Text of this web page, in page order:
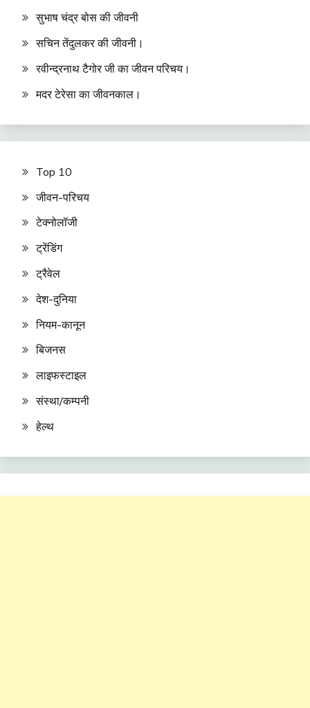
सुभाष चंद्र बोस की जीवनी
सचिन तेंदुलकर की जीवनी।
रवीन्द्रनाथ टैगोर जी का जीवन परिचय।
मदर टेरेसा का जीवनकाल।
Top 10
जीवन-परिचय
टेक्नोलॉजी
ट्रेंडिंग
ट्रैवेल
देश-दुनिया
नियम-कानून
बिजनस
लाइफस्टाइल
संस्था/कम्पनी
हेल्थ